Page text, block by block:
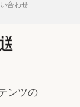
合わせ
ンツの